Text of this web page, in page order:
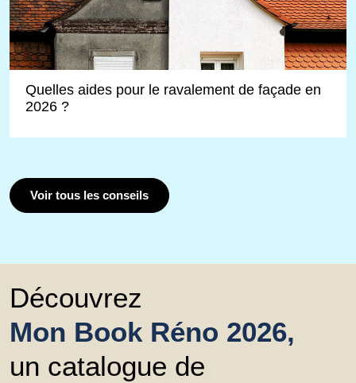
Quelles aides pour le ravalement de façade en
2026 ?
Voir tous les conseils
Découvrez
Mon Book Réno 2026,
un catalogue de